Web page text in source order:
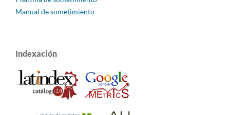
Manual de sometimiento
Indexación